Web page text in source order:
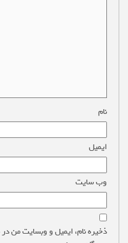
نام
ایمیل
وب‌ سایت
ذخیره نام، ایمیل و وبسایت من در